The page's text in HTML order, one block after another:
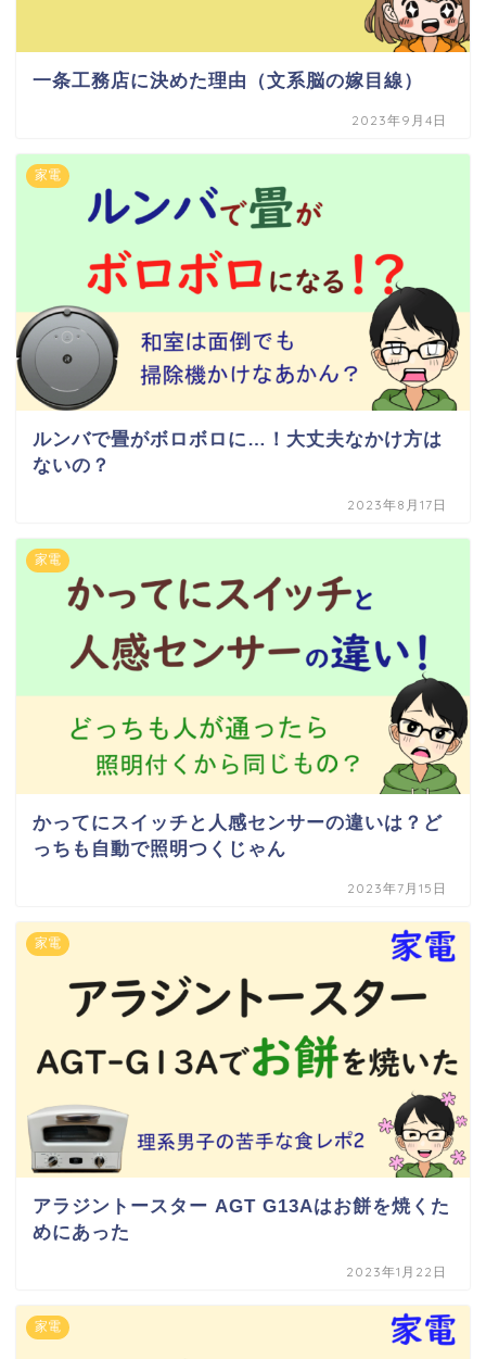
一条工務店に決めた理由（文系脳の嫁目線）
2023年9月4日
家電
ルンバで畳がボロボロに…！大丈夫なかけ方は
ないの？
2023年8月17日
家電
かってにスイッチと人感センサーの違いは？ど
っちも自動で照明つくじゃん
2023年7月15日
家電
アラジントースター AGT G13Aはお餅を焼くた
めにあった
2023年1月22日
家電